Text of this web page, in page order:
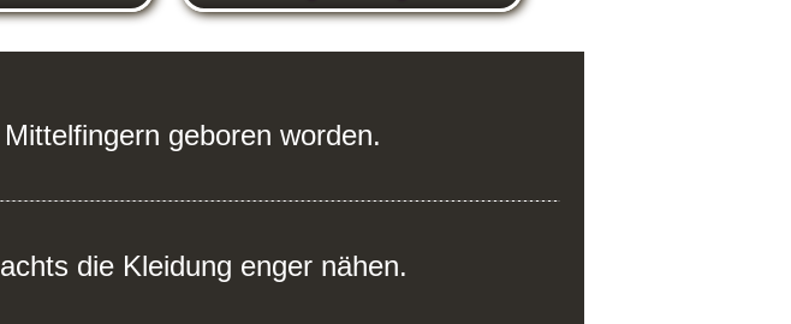
geboren worden.
die Kleidung enger nähen.